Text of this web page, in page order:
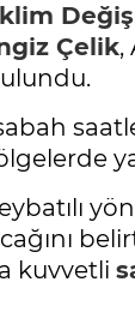
Çelik,
kuvvetli